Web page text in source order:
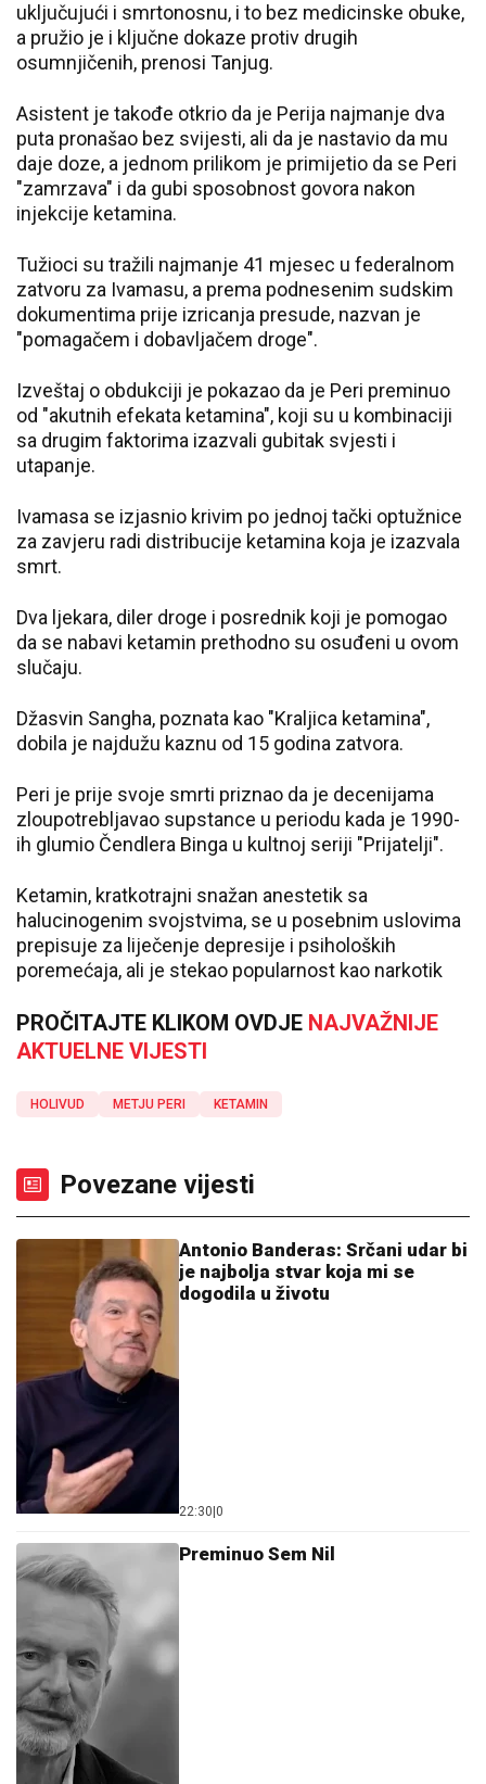
uključujući i smrtonosnu, i to bez medicinske obuke,
a pružio je i ključne dokaze protiv drugih
osumnjičenih, prenosi Tanjug.
Asistent je takođe otkrio da je Perija najmanje dva
puta pronašao bez svijesti, ali da je nastavio da mu
daje doze, a jednom prilikom je primijetio da se Peri
"zamrzava" i da gubi sposobnost govora nakon
injekcije ketamina.
Tužioci su tražili najmanje 41 mjesec u federalnom
zatvoru za Ivamasu, a prema podnesenim sudskim
dokumentima prije izricanja presude, nazvan je
"pomagačem i dobavljačem droge".
Izveštaj o obdukciji je pokazao da je Peri preminuo
od "akutnih efekata ketamina", koji su u kombinaciji
sa drugim faktorima izazvali gubitak svjesti i
utapanje.
Ivamasa se izjasnio krivim po jednoj tački optužnice
za zavjeru radi distribucije ketamina koja je izazvala
smrt.
Dva ljekara, diler droge i posrednik koji je pomogao
da se nabavi ketamin prethodno su osuđeni u ovom
slučaju.
Džasvin Sangha, poznata kao "Kraljica ketamina",
dobila je najdužu kaznu od 15 godina zatvora.
Peri je prije svoje smrti priznao da je decenijama
zloupotrebljavao supstance u periodu kada je 1990-
ih glumio Čendlera Binga u kultnoj seriji "Prijatelji".
Ketamin, kratkotrajni snažan anestetik sa
halucinogenim svojstvima, se u posebnim uslovima
prepisuje za liječenje depresije i psiholoških
poremećaja, ali je stekao popularnost kao narkotik
PROČITAJTE KLIKOM OVDJE NAJVAŽNIJE
AKTUELNE VIJESTI
HOLIVUD METJU PERI KETAMIN
Povezane vijesti
Antonio Banderas: Srčani udar bi
je najbolja stvar koja mi se
dogodila u životu
22:30 0
Preminuo Sem Nil